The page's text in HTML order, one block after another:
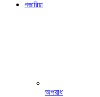
গজারিয়া
অপরাধ